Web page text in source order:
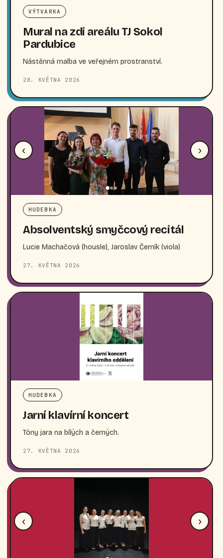
VÝTVARKA
Mural na zdi areálu TJ Sokol
Pardubice
Nástěnná malba ve veřejném prostranství.
28. KVĚTNA 2026
‹ ›
HUDEBKA
Absolventský smyčcový recitál
Lucie Machačová (housle), Jaroslav Černík (viola)
27. KVĚTNA 2026
HUDEBKA
Jarní klavírní koncert
Tóny jara na bílých a černých.
27. KVĚTNA 2026
‹ ›